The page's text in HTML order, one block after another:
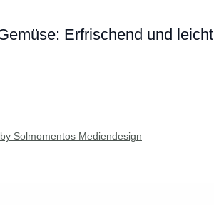
Erfrischend und leicht
Solmomentos Mediendesign